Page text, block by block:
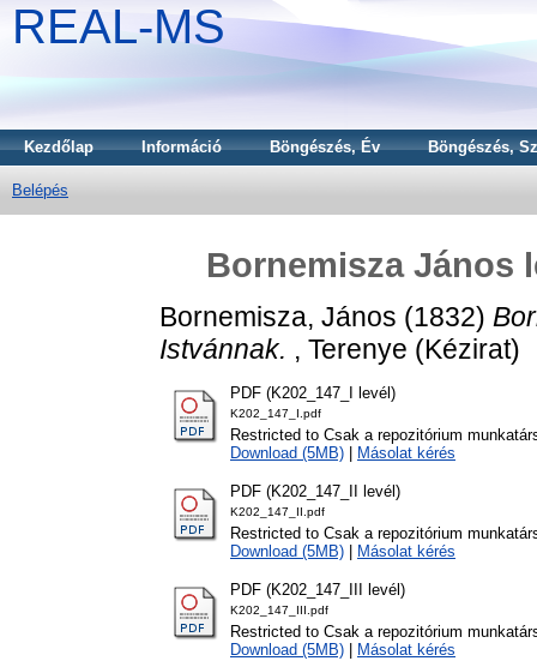
REAL-MS
Kezdőlap Információ Böngészés, Év Böngészés,
Belépés
Bornemisza János
Bornemisza, János (1832)
Istvánnak. , Terenye (Kézirat)
PDF (K202_147_I levél)
K202_147_I.pdf
Restricted to Csak a repozitórium
Download (5MB)
Másolat kérés
PDF (K202_147_II levél)
K202_147_II.pdf
Restricted to Csak a repozitórium
Download (5MB)
Másolat kérés
PDF (K202_147_III levél)
K202_147_III.pdf
Restricted to Csak a repozitórium
Download (5MB)
Másolat kérés